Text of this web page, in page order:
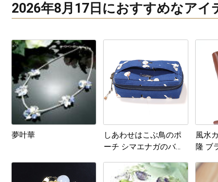
2026年8月17日におすすめなアイ
夢叶華
しあわせはこぶ鳥のポ
ーチ シマエナガのバニ
風水
隆 ブ